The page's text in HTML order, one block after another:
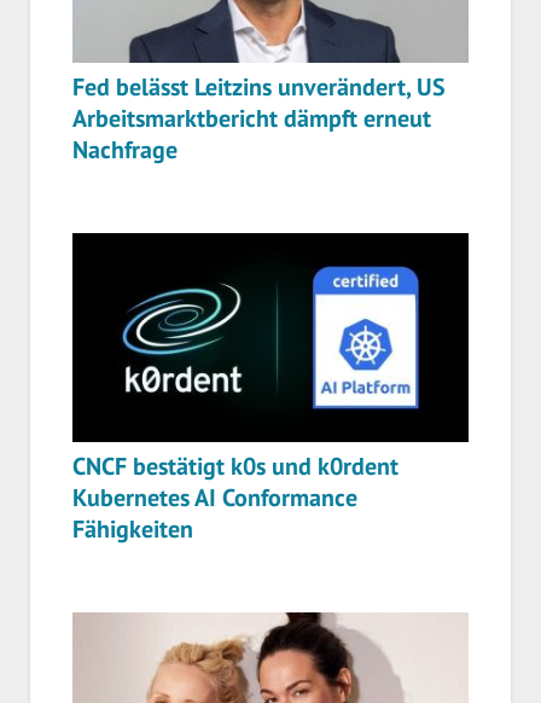
Fed belässt Leitzins unverändert, US
Arbeitsmarktbericht dämpft erneut
Nachfrage
CNCF bestätigt k0s und k0rdent
Kubernetes AI Conformance
Fähigkeiten